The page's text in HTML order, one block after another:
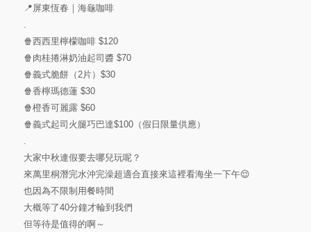
📍屏東恆春｜海龜咖啡
🍿️西西里檸檬咖啡 $120
🍿️肉桂捲淋奶油起司醬 $70
🍿️義式脆餅（2片）$30
🍿️香檸瑪德蓮 $30
🍿️橙香可麗露 $60
🍿️義式起司火腿巧巴達$100（假日限量供應）
大家中秋連假要去哪兒玩呢？
來萬里桐潛完水沖完澡超適合直接來這裡看海坐一下午😌
也因為不限制用餐時間
大概等了40分鐘才輪到我們
但等待是值得的啊～